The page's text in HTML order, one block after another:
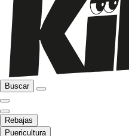
Buscar
Rebajas
Puericultura